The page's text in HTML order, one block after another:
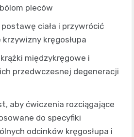
pleców
ciała i przywrócić
kręgosłupa
międzykręgowe i
przedwczesnej degeneracji
aby ćwiczenia rozciągające
do specyfiki
odcinków kręgosłupa i